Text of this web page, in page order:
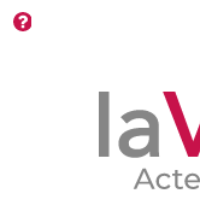
Rendez-vous des 7
prochains jours